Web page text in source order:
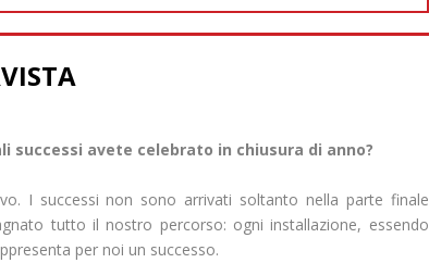
successi avete celebrato in chiusura di anno?
I successi non sono arrivati soltanto nella parte finale
tutto il nostro percorso: ogni installazione, essendo
per noi un successo.